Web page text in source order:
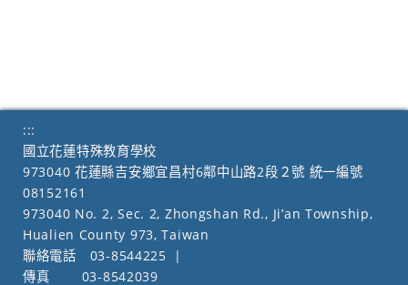
:::
國立花蓮特殊教育學校
973040 花蓮縣吉安鄉宜昌村6鄰中山路2段２號 統一編號
08152161
973040 No. 2, Sec. 2, Zhongshan Rd., Ji’an Township,
Hualien County 973, Taiwan
聯絡電話
03-8544225
|
傳真
03-8542039